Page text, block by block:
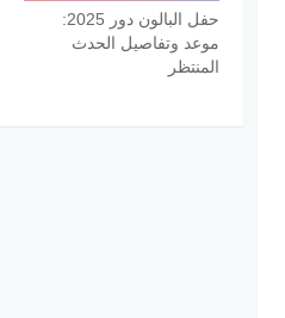
حفل البالون دور 2025:
موعد وتفاصيل الحدث
المنتظر